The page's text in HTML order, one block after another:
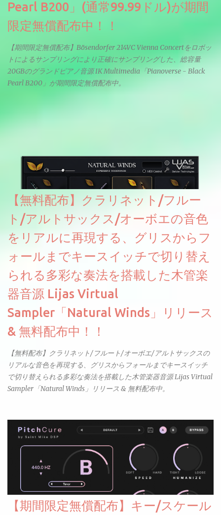
Pearl B200」(通常99.99ドル)が期間
限定無償配布中！！
【期間限定無償配布】Bösendorfer 214VC Vienna Concertをロボッ
トによるサンプリングにより正確にサンプリングした、総容量
20GBのグランドピアノ音源 IK Multimedia「Pianoverse - Black
Pearl B200」が期間限定無償配布中。
【無料配布】クラリネット/フルー
ト/アルトサックス/オーボエの音色
をリアルに再現する、グリスからフ
ォールまでキースイッチで切り替え
られる多彩な奏法を搭載した木管楽
器音源 Lijas Virtual
Sampler「Natural Winds」リリース
& 無料配布中！！
【無料配布】クラリネット/フルート/オーボエ/アルトサックスの
リアルな音色を再現する、グリスからフォールまでキースイッチ
で切り替えられる多彩な奏法を搭載した木管楽器音源 Lijas Virtual
Sampler「Natural Winds」リリース & 無料配布中。
【期間限定無償配布】キー/スケール